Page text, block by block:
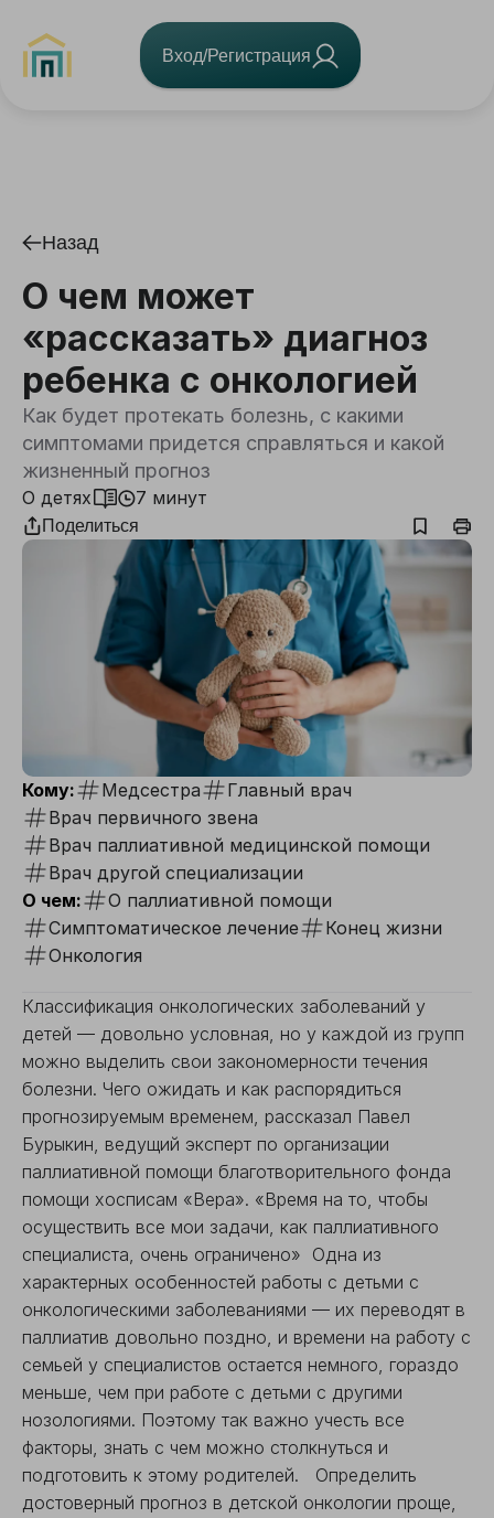
Вход/Регистрация
Назад
О чем может
«рассказать» диагноз
ребенка с онкологией
Как будет протекать болезнь, с какими
симптомами придется справляться и какой
жизненный прогноз
О детях 7 минут
Поделиться
Кому: Медсестра
Главный врач
Врач первичного звена
Врач паллиативной медицинской помощи
Врач другой специализации
О чем:
О паллиативной помощи
Симптоматическое лечение
Конец жизни
Онкология
Классификация онкологических заболеваний у
детей — довольно условная, но у каждой из групп
можно выделить свои закономерности течения
болезни. Чего ожидать и как распорядиться
прогнозируемым временем, рассказал Павел
Бурыкин, ведущий эксперт по организации
паллиативной помощи благотворительного фонда
помощи хосписам «Вера». «Время на то, чтобы
осуществить все мои задачи, как паллиативного
специалиста, очень ограничено» Одна из
характерных особенностей работы с детьми с
онкологическими заболеваниями — их переводят в
паллиатив довольно поздно, и времени на работу с
семьей у специалистов остается немного, гораздо
меньше, чем при работе с детьми с другими
нозологиями. Поэтому так важно учесть все
факторы, знать с чем можно столкнуться и
подготовить к этому родителей. Определить
достоверный прогноз в детской онкологии проще,